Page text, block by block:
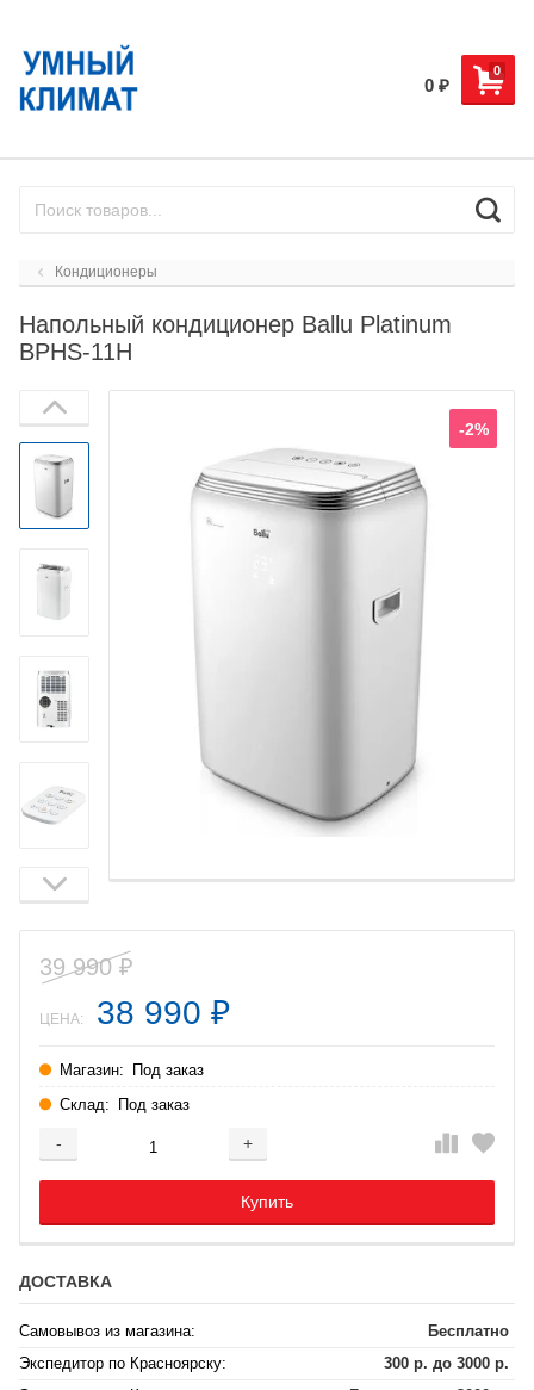
0
0 ₽
Кондиционеры
Напольный кондиционер Ballu Platinum
BPHS-11H
-2%
39 990 ₽
ЦЕНА: 38 990 ₽
Магазин:
Под заказ
Склад:
Под заказ
- +
Добавляется...
Купить
Добавлен
ДОСТАВКА
Самовывоз из магазина:
Бесплатно
Экспедитор по Красноярску:
300 р. до 3000 р.